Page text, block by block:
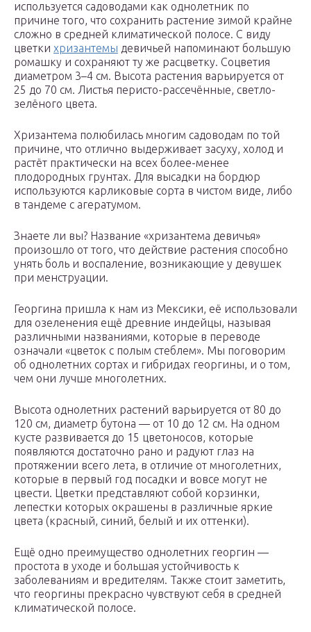
используется садоводами как однолетник по
причине того, что сохранить растение зимой крайне
сложно в средней климатической полосе. С виду
цветки хризантемы девичьей напоминают большую
ромашку и сохраняют ту же расцветку. Соцветия
диаметром 3–4 см. Высота растения варьируется от
25 до 70 см. Листья перисто-рассечённые, светло-
зелёного цвета.
Хризантема полюбилась многим садоводам по той
причине, что отлично выдерживает засуху, холод и
растёт практически на всех более-менее
плодородных грунтах. Для высадки на бордюр
используются карликовые сорта в чистом виде, либо
в тандеме с агератумом.
Знаете ли вы? Название «хризантема девичья»
произошло от того, что действие растения способно
унять боль и воспаление, возникающие у девушек
при менструации.
Георгина пришла к нам из Мексики, её использовали
для озеленения ещё древние индейцы, называя
различными названиями, которые в переводе
означали «цветок с полым стеблем». Мы поговорим
об однолетних сортах и гибридах георгины, и о том,
чем они лучше многолетних.
Высота однолетних растений варьируется от 80 до
120 см, диаметр бутона — от 10 до 12 см. На одном
кусте развивается до 15 цветоносов, которые
появляются достаточно рано и радуют глаз на
протяжении всего лета, в отличие от многолетних,
которые в первый год посадки и вовсе могут не
цвести. Цветки представляют собой корзинки,
лепестки которых окрашены в различные яркие
цвета (красный, синий, белый и их оттенки).
Ещё одно преимущество однолетних георгин —
простота в уходе и большая устойчивость к
заболеваниям и вредителям. Также стоит заметить,
что георгины прекрасно чувствуют себя в средней
климатической полосе.